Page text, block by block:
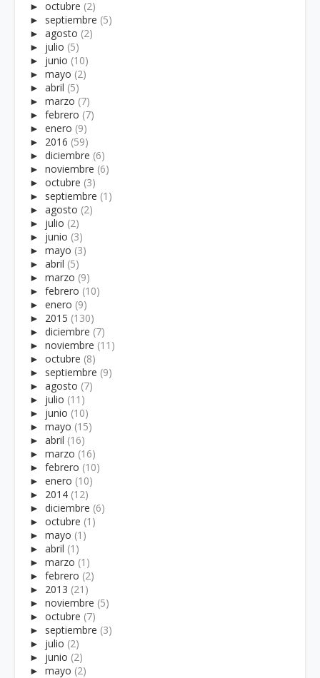
► octubre (2)
► septiembre (5)
► agosto (2)
► julio (5)
► junio (10)
► mayo (2)
► abril (5)
► marzo (7)
► febrero (7)
► enero (9)
► 2016 (59)
► diciembre (6)
► noviembre (6)
► octubre (3)
► septiembre (1)
► agosto (2)
► julio (2)
► junio (3)
► mayo (3)
► abril (5)
► marzo (9)
► febrero (10)
► enero (9)
► 2015 (130)
► diciembre (7)
► noviembre (11)
► octubre (8)
► septiembre (9)
► agosto (7)
► julio (11)
► junio (10)
► mayo (15)
► abril (16)
► marzo (16)
► febrero (10)
► enero (10)
► 2014 (12)
► diciembre (6)
► octubre (1)
► mayo (1)
► abril (1)
► marzo (1)
► febrero (2)
► 2013 (21)
► noviembre (5)
► octubre (7)
► septiembre (3)
► julio (2)
► junio (2)
► mayo (2)